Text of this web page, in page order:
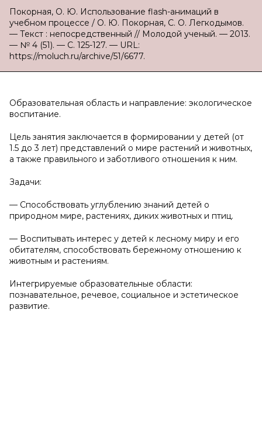
Покорная, О. Ю. Использование flash-анимаций в
учебном процессе / О. Ю. Покорная, С. О. Легкодымов.
— Текст : непосредственный // Молодой ученый. — 2013.
— № 4 (51). — С. 125-127. — URL:
https://moluch.ru/archive/51/6677.
Образовательная область и направление: экологическое
воспитание.
Цель занятия заключается в формировании у детей (от
1.5 до 3 лет) представлений о мире растений и животных,
а также правильного и заботливого отношения к ним.
Задачи:
— Способствовать углублению знаний детей о
природном мире, растениях, диких животных и птиц.
— Воспитывать интерес у детей к лесному миру и его
обитателям, способствовать бережному отношению к
животным и растениям.
Интегрируемые образовательные области:
познавательное, речевое, социальное и эстетическое
развитие.